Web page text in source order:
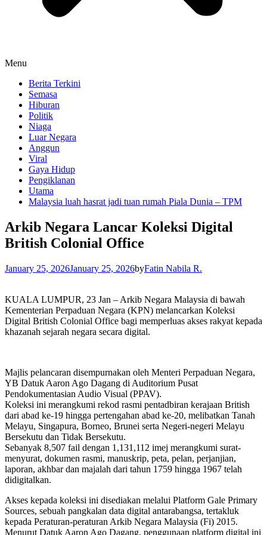
Menu
Berita Terkini
Semasa
Hiburan
Politik
Niaga
Luar Negara
Anggun
Viral
Gaya Hidup
Pengiklanan
Utama
Malaysia luah hasrat jadi tuan rumah Piala Dunia – TPM
Arkib Negara Lancar Koleksi Digital
British Colonial Office
January 25, 2026January 25, 2026byFatin Nabila R.
KUALA LUMPUR, 23 Jan – Arkib Negara Malaysia di bawah
Kementerian Perpaduan Negara (KPN) melancarkan Koleksi
Digital British Colonial Office bagi memperluas akses rakyat kepada
khazanah sejarah negara secara digital.
Majlis pelancaran disempurnakan oleh Menteri Perpaduan Negara,
YB Datuk Aaron Ago Dagang di Auditorium Pusat
Pendokumentasian Audio Visual (PPAV).
Koleksi ini merangkumi rekod rasmi pentadbiran kerajaan British
dari abad ke-19 hingga pertengahan abad ke-20, melibatkan Tanah
Melayu, Singapura, Borneo, Brunei serta Negeri-negeri Melayu
Bersekutu dan Tidak Bersekutu.
Sebanyak 8,507 fail dengan 1,131,112 imej merangkumi surat-
menyurat, dokumen rasmi, manuskrip, peta, pelan, perjanjian,
laporan, akhbar dan majalah dari tahun 1759 hingga 1967 telah
didigitalkan.
Akses kepada koleksi ini disediakan melalui Platform Gale Primary
Sources, sebuah pangkalan data digital antarabangsa, tertakluk
kepada Peraturan-peraturan Arkib Negara Malaysia (Fi) 2015.
Menurut Datuk Aaron Ago Dagang, penggunaan platform digital ini